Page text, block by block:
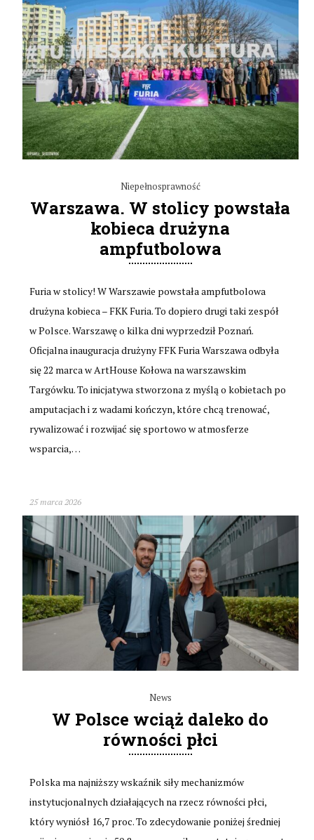
Niepełnosprawność
Warszawa. W stolicy powstała
kobieca drużyna
ampfutbolowa
Furia w stolicy! W Warszawie powstała ampfutbolowa
drużyna kobieca – FKK Furia. To dopiero drugi taki zespół
w Polsce. Warszawę o kilka dni wyprzedził Poznań.
Oficjalna inauguracja drużyny FFK Furia Warszawa odbyła
się 22 marca w ArtHouse Kołowa na warszawskim
Targówku. To inicjatywa stworzona z myślą o kobietach po
amputacjach i z wadami kończyn, które chcą trenować,
rywalizować i rozwijać się sportowo w atmosferze
wsparcia,…
25 marca 2026
News
W Polsce wciąż daleko do
równości płci
Polska ma najniższy wskaźnik siły mechanizmów
instytucjonalnych działających na rzecz równości płci,
który wyniósł 16,7 proc. To zdecydowanie poniżej średniej